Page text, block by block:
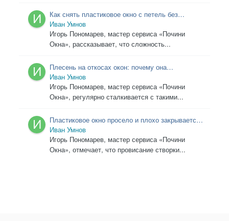
Как снять пластиковое окно с петель без
перекоса створки: объясняет мастер
Иван Умнов
Игорь Пономарев, мастер сервиса «Почини
Окна», рассказывает, что сложность...
Плесень на откосах окон: почему она
появляется даже после ремонта и как
избавиться от нее правильно
Иван Умнов
Игорь Пономарев, мастер сервиса «Почини
Окна», регулярно сталкивается с такими...
Пластиковое окно просело и плохо закрывается:
когда поможет регулировка, а когда нужен
ремонт
Иван Умнов
Игорь Пономарев, мастер сервиса «Почини
Окна», отмечает, что провисание створки...